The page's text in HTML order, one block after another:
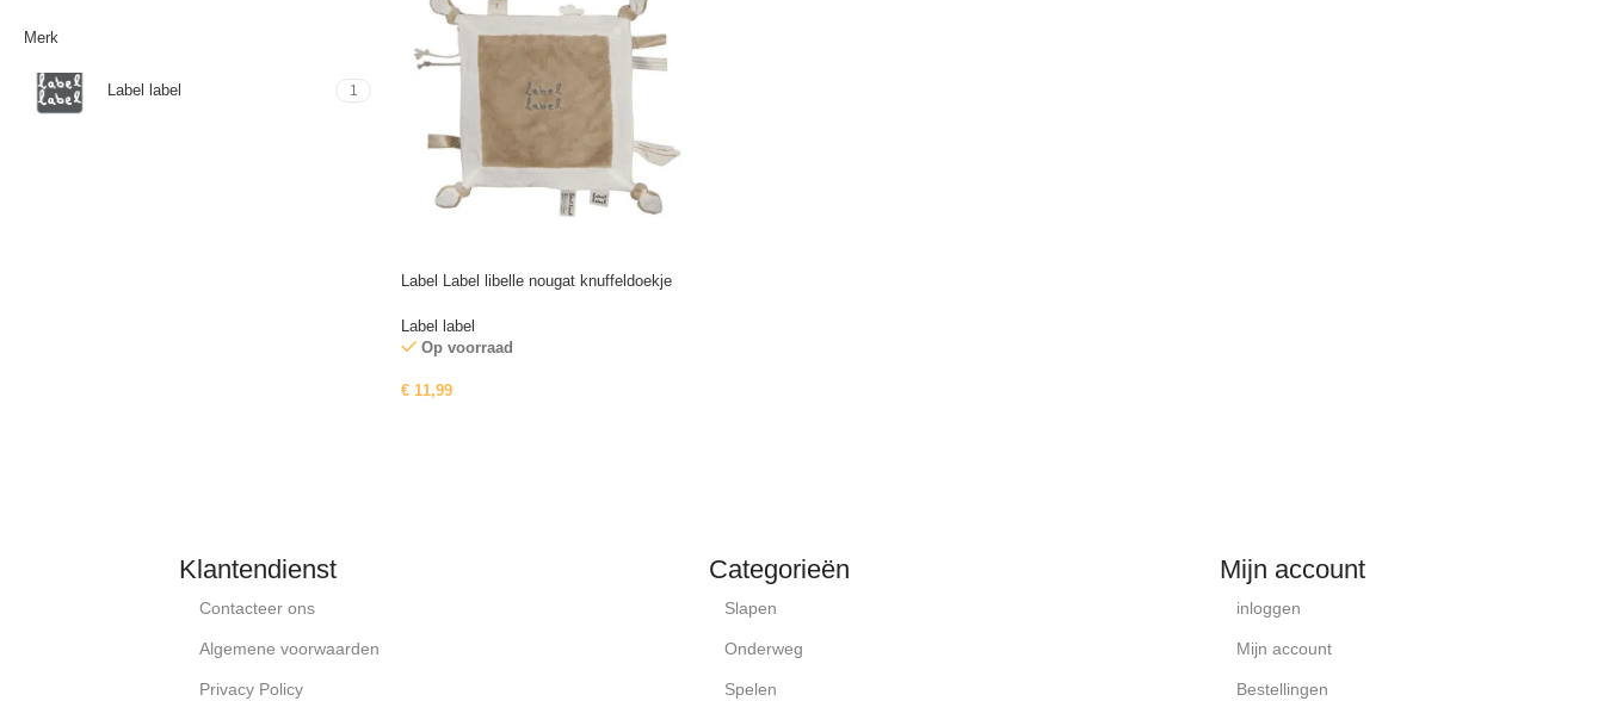
Merk
Label label 1
Label Label libelle nougat knuffeldoekje
Label label
Op voorraad
€ 11,99
Klantendienst
Contacteer ons
Algemene voorwaarden
Privacy Policy
Categorieën
Slapen
Onderweg
Spelen
Mijn account
inloggen
Mijn account
Bestellingen